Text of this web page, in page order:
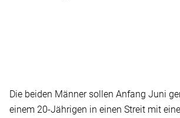
Die beiden Männer sollen Anfang Juni
einem 20-Jährigen in einen Streit mit